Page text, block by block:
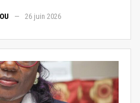
26 juin 2026